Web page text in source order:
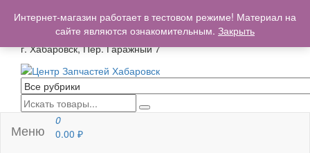
centrzapchastey.ru@mail.ru
г. Хабаровск, Пер. Гаражный 7
Центр Запчастей Хабаровск
Запчасти для авто,
мото,бензопил,велосипедов,снегоходов,бензопил и т.д.
Хабаровск
Меню
0
0.00 ₽
Интернет-магазин работает в тестовом режиме! Материал на
сайте являются ознакомительным. Закрыть